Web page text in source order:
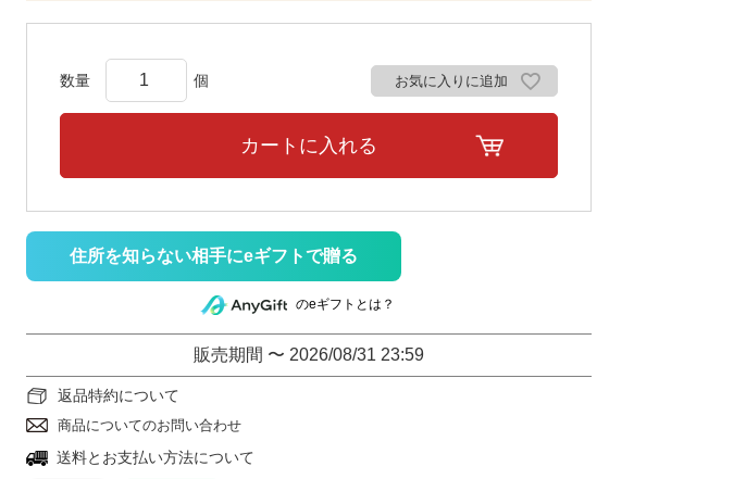
お気に入りに追加
カートに入れる
住所を知らない相手にeギフトで贈る
のeギフトとは？
販売期間 〜 2026/08/31 23:59
返品特約について
商品についてのお問い合わせ
送料とお支払い方法について